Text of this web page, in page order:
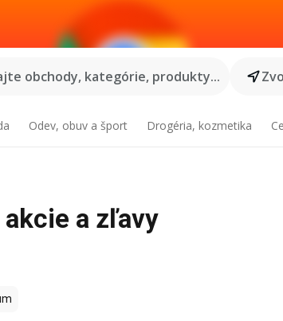
obchody, kategórie, produkty...
Odev, obuv a šport Drogéria, kozmetika
a zľavy